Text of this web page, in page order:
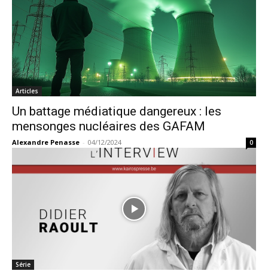
Articles
Un battage médiatique dangereux : les
mensonges nucléaires des GAFAM
Alexandre Penasse - 04/12/2024 0
Série